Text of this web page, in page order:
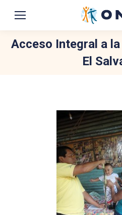
Acceso Integral a la
El